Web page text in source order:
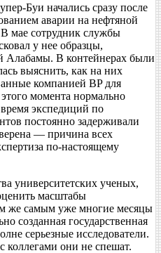
Буи начались сразу после
аварии на нефтяной
мае сотрудник службы
у нее образцы,
Алабамы. В контейнерах были
выяснить, как на них
компанией BP для
момента нормально
экспедиций по
постоянно задерживали
— причина всех
по-настоящему
университетских ученых,
масштабы
же самым уже многие месяцы
созданная государственная
серьезные исследователи.
коллегами они не спешат.